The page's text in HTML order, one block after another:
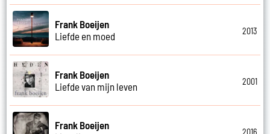
Frank Boeijen
Liefde en moed
2013
Frank Boeijen
Liefde van mijn leven
2001
Frank Boeijen
2016